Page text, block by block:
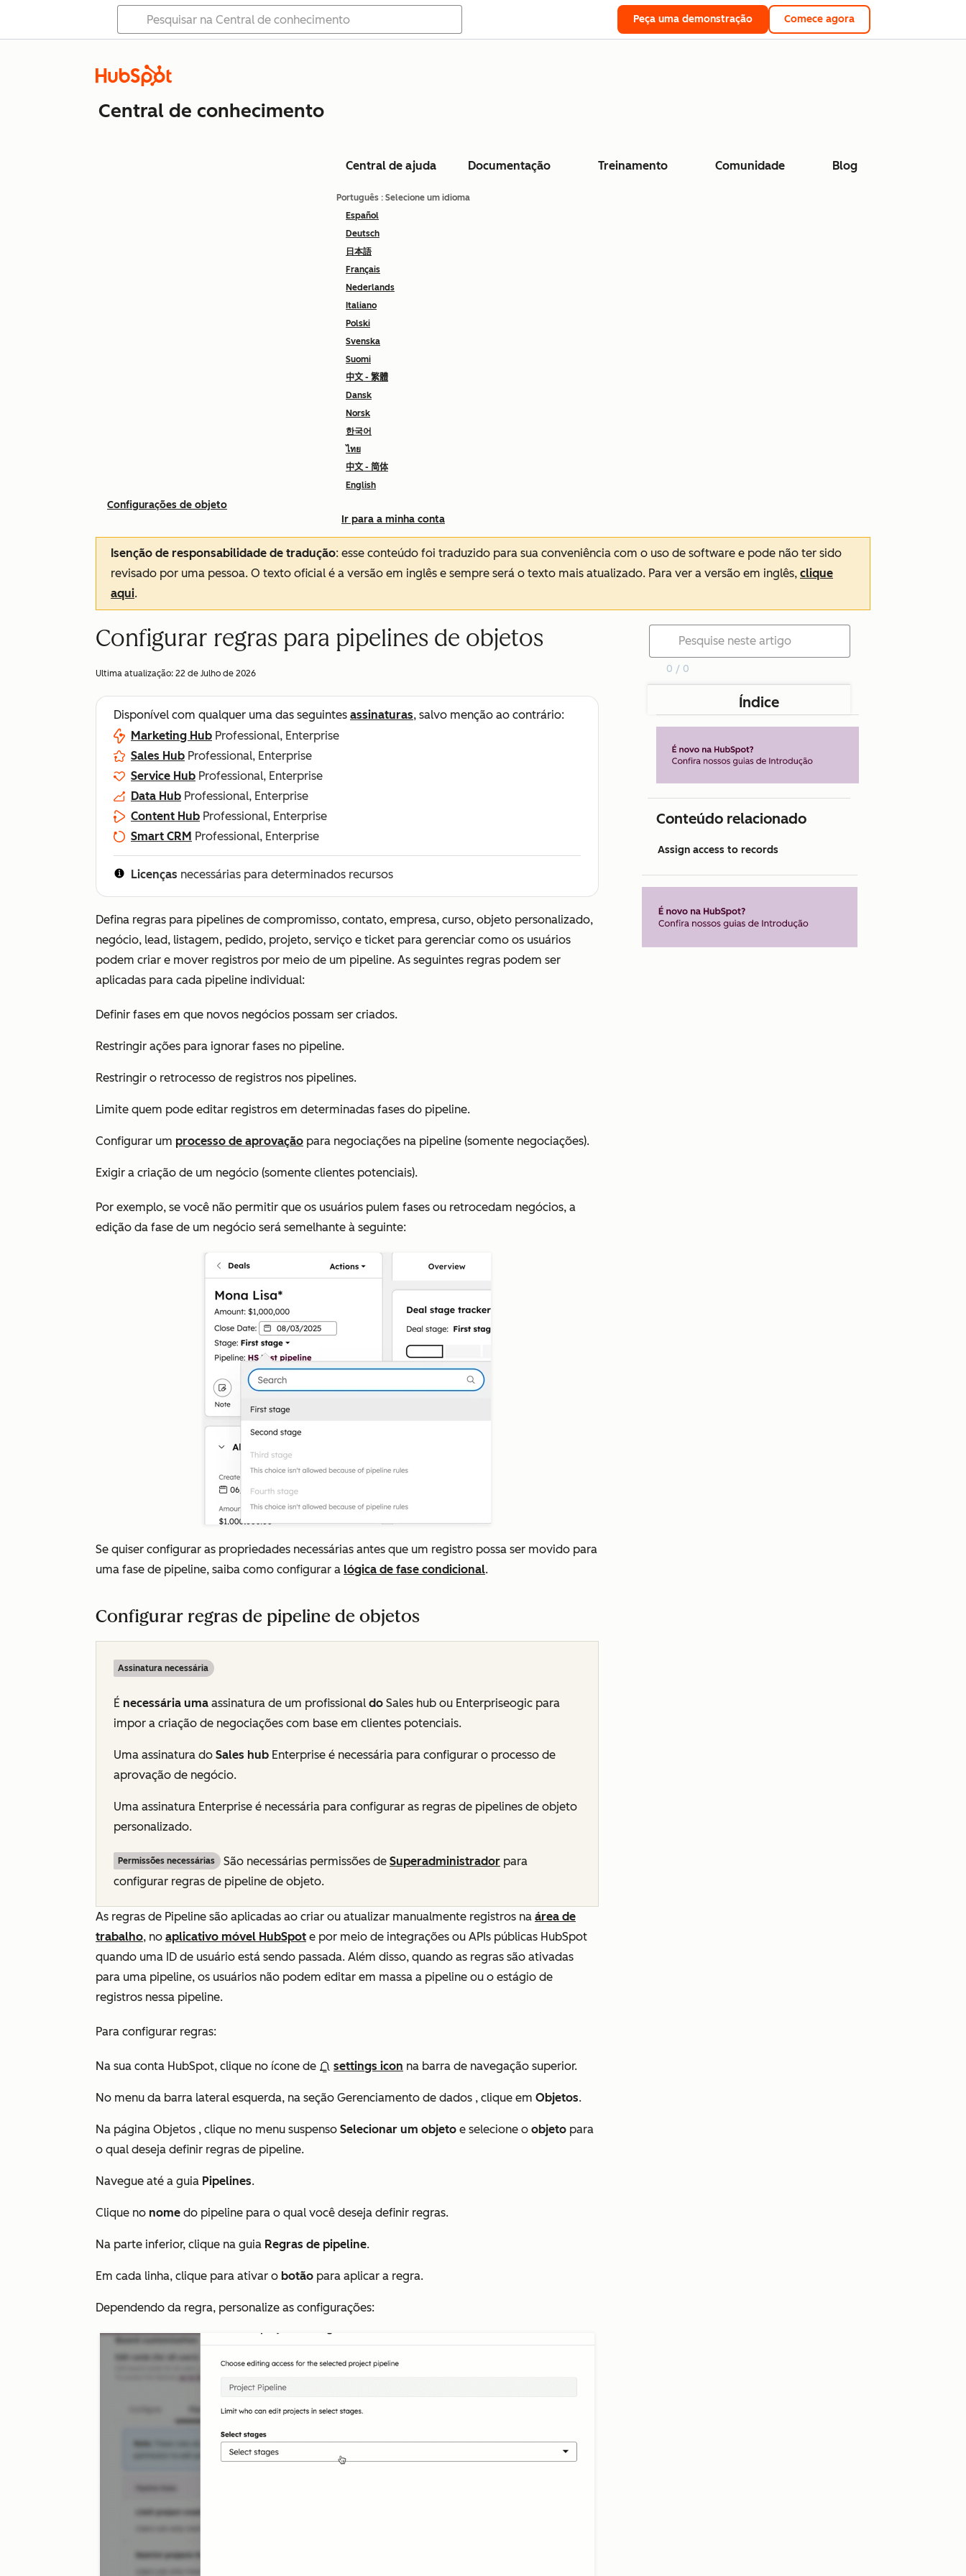
Peça uma demonstração Comece agora
Central de conhecimento
Central de ajuda Documentação Treinamento Comunidade Blog
Português : Selecione um idioma
Español
Deutsch
日本語
Français
Nederlands
Italiano
Polski
Svenska
Suomi
中文 - 繁體
Dansk
Norsk
한국어
ไทย
中文 - 简体
English
Ir para a minha conta
Configurações de objeto
Isenção de responsabilidade de tradução: esse conteúdo foi traduzido para sua conveniência com o uso de software e pode não ter sido
revisado por uma pessoa. O texto oficial é a versão em inglês e sempre será o texto mais atualizado. Para ver a versão em inglês, clique
aqui.
Configurar regras para pipelines de objetos
Ultima atualização: 22 de Julho de 2026
Disponível com qualquer uma das seguintes assinaturas, salvo menção ao contrário:
Marketing Hub Professional, Enterprise
Sales Hub Professional, Enterprise
Service Hub Professional, Enterprise
Data Hub Professional, Enterprise
Content Hub Professional, Enterprise
Smart CRM Professional, Enterprise
Licenças necessárias para determinados recursos
Defina regras para pipelines de compromisso, contato, empresa, curso, objeto personalizado,
negócio, lead, listagem, pedido, projeto, serviço e ticket para gerenciar como os usuários
podem criar e mover registros por meio de um pipeline. As seguintes regras podem ser
aplicadas para cada pipeline individual:
Definir fases em que novos negócios possam ser criados.
Restringir ações para ignorar fases no pipeline.
Restringir o retrocesso de registros nos pipelines.
Limite quem pode editar registros em determinadas fases do pipeline.
Configurar um processo de aprovação para negociações na pipeline (somente negociações).
Exigir a criação de um negócio (somente clientes potenciais).
Por exemplo, se você não permitir que os usuários pulem fases ou retrocedam negócios, a
edição da fase de um negócio será semelhante à seguinte:
Se quiser configurar as propriedades necessárias antes que um registro possa ser movido para
uma fase de pipeline, saiba como configurar a lógica de fase condicional.
Configurar regras de pipeline de objetos
Assinatura necessária
É necessária uma assinatura de um profissional do Sales hub ou Enterpriseogic para
impor a criação de negociações com base em clientes potenciais.
Uma assinatura do Sales hub Enterprise é necessária para configurar o processo de
aprovação de negócio.
Uma assinatura Enterprise é necessária para configurar as regras de pipelines de objeto
personalizado.
Permissões necessárias São necessárias permissões de Superadministrador para
configurar regras de pipeline de objeto.
As regras de Pipeline são aplicadas ao criar ou atualizar manualmente registros na área de
trabalho, no aplicativo móvel HubSpot e por meio de integrações ou APIs públicas HubSpot
quando uma ID de usuário está sendo passada. Além disso, quando as regras são ativadas
para uma pipeline, os usuários não podem editar em massa a pipeline ou o estágio de
registros nessa pipeline.
Para configurar regras:
Na sua conta HubSpot, clique no ícone de settings icon na barra de navegação superior.
No menu da barra lateral esquerda, na seção Gerenciamento de dados , clique em Objetos.
Na página Objetos , clique no menu suspenso Selecionar um objeto e selecione o objeto para
o qual deseja definir regras de pipeline.
Navegue até a guia Pipelines.
Clique no nome do pipeline para o qual você deseja definir regras.
Na parte inferior, clique na guia Regras de pipeline.
Em cada linha, clique para ativar o botão para aplicar a regra.
Dependendo da regra, personalize as configurações:
0 / 0
Índice
Conteúdo relacionado
Assign access to records